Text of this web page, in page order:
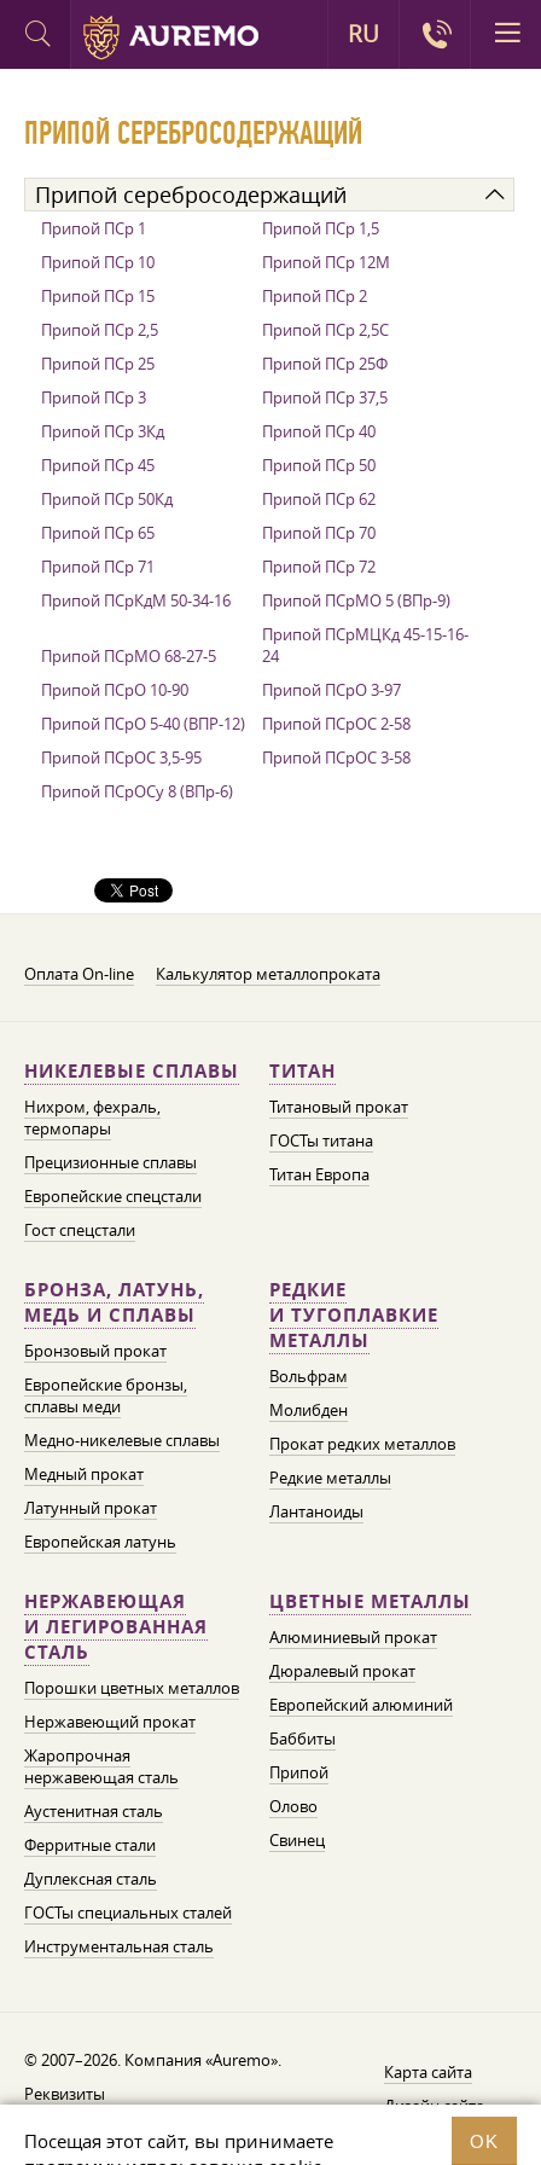
Посещая этот сайт, вы принимаете
OK
ПРИПОЙ СЕРЕБРОСОДЕРЖАЩИЙ
Припой серебросодержащий
Припой ПСр 1
Припой ПСр 1,5
Припой ПСр 10
Припой ПСр 12М
Припой ПСр 15
Припой ПСр 2
Припой ПСр 2,5
Припой ПСр 2,5С
Припой ПСр 25
Припой ПСр 25Ф
Припой ПСр 3
Припой ПСр 37,5
Припой ПСр 3Кд
Припой ПСр 40
Припой ПСр 45
Припой ПСр 50
Припой ПСр 50Кд
Припой ПСр 62
Припой ПСр 65
Припой ПСр 70
Припой ПСр 71
Припой ПСр 72
Припой ПСрКдМ 50-34-16
Припой ПСрМО 5 (ВПр-9)
Припой ПСрМО 68-27-5
Припой ПСрМЦКд 45-15-16-
24
Припой ПСрО 10-90
Припой ПСрО 3-97
Припой ПСрО 5-40 (ВПР-12)
Припой ПСрОС 2-58
Припой ПСрОС 3,5-95
Припой ПСрОС 3-58
Припой ПСрОСу 8 (ВПр-6)
Оплата On-line Калькулятор металлопроката
НИКЕЛЕВЫЕ СПЛАВЫ
Нихром, фехраль,
термопары
Прецизионные сплавы
Европейские спецстали
Гост спецстали
ТИТАН
Титановый прокат
ГОСТы титана
Титан Европа
БРОНЗА, ЛАТУНЬ,
МЕДЬ И СПЛАВЫ
Бронзовый прокат
Европейские бронзы,
сплавы меди
Медно-никелевые сплавы
Медный прокат
Латунный прокат
Европейская латунь
РЕДКИЕ
И ТУГОПЛАВКИЕ
МЕТАЛЛЫ
Вольфрам
Молибден
Прокат редких металлов
Редкие металлы
Лантаноиды
НЕРЖАВЕЮЩАЯ
И ЛЕГИРОВАННАЯ
СТАЛЬ
Порошки цветных металлов
Нержавеющий прокат
Жаропрочная
нержавеющая сталь
Аустенитная сталь
Ферритные стали
Дуплексная сталь
ГОСТы специальных сталей
Инструментальная сталь
ЦВЕТНЫЕ МЕТАЛЛЫ
Алюминиевый прокат
Дюралевый прокат
Европейский алюминий
Баббиты
Припой
Олово
Свинец
© 2007–2026. Компания «Auremo».
Реквизиты
Карта сайта
Дизайн сайта —
RU